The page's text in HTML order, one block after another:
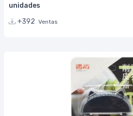
unidades
+392 Ventas